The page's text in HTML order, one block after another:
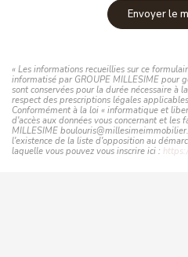
Envoyer le
« Les informations recueillies sur ce
informatisé par GROUPE MILLESIME pour
sont conservées pour la durée nécessaire à
respect des prescriptions légales
Conformément à la loi « informatique et
d'accès aux données vous concernant et les
MILLESIME
l'existence de la liste d'opposition au
laquelle vous pouvez vous inscrire ici :